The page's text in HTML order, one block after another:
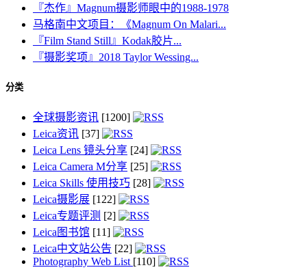
『杰作』Magnum摄影师眼中的1988-1978
马格南中文项目：《Magnum On Malari...
『Film Stand Still』Kodak胶片...
『摄影奖项』2018 Taylor Wessing...
分类
全球摄影资讯 [1200]
Leica资讯 [37]
Leica Lens 镜头分享 [24]
Leica Camera M分享 [25]
Leica Skills 使用技巧 [28]
Leica摄影展 [122]
Leica专题评测 [2]
Leica图书馆 [11]
Leica中文站公告 [22]
Photography Web List [110]